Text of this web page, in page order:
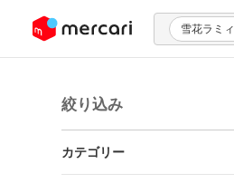
ツにスキップ 雪花ラミィ
絞り込み
カテゴリー